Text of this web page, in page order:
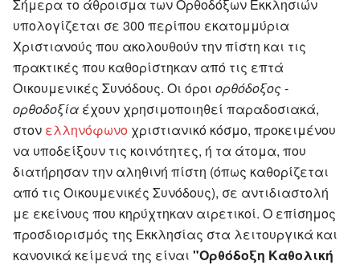
Σήμερα το άθροισμα των Ορθοδόξων Εκκλησιών
υπολογίζεται σε 300 περίπου εκατομμύρια
Χριστιανούς που ακολουθούν την πίστη και τις
πρακτικές που καθορίστηκαν από τις επτά
Οικουμενικές Συνόδους. Οι όροι ορθόδοξος-
ορθοδοξία έχουν χρησιμοποιηθεί παραδοσιακά,
στον ελληνόφωνο χριστιανικό κόσμο, προκειμένου
να υποδείξουν τις κοινότητες, ή τα άτομα, που
διατήρησαν την αληθινή πίστη (όπως καθορίζεται
από τις Οικουμενικές Συνόδους), σε αντιδιαστολή
με εκείνους που κηρύχτηκαν αιρετικοί. Ο επίσημος
προσδιορισμός της Εκκλησίας στα λειτουργικά και
κανονικά κείμενά της είναι "Ορθόδοξη Καθολική